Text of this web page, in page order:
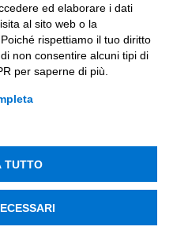
ed elaborare i dati
al sito web o la
rispettiamo il tuo diritto
non consentire alcuni tipi di
per saperne di più.
TUTTO